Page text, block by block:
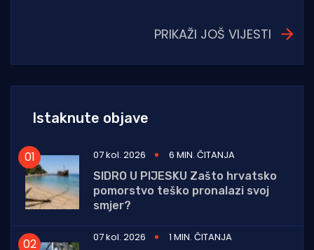
PRIKAŽI JOŠ VIJESTI
Istaknute objave
07 kol. 2026
6 MIN. ČITANJA
SIDRO U PIJESKU Zašto hrvatsko
pomorstvo teško pronalazi svoj
smjer?
07 kol. 2026
1 MIN. ČITANJA